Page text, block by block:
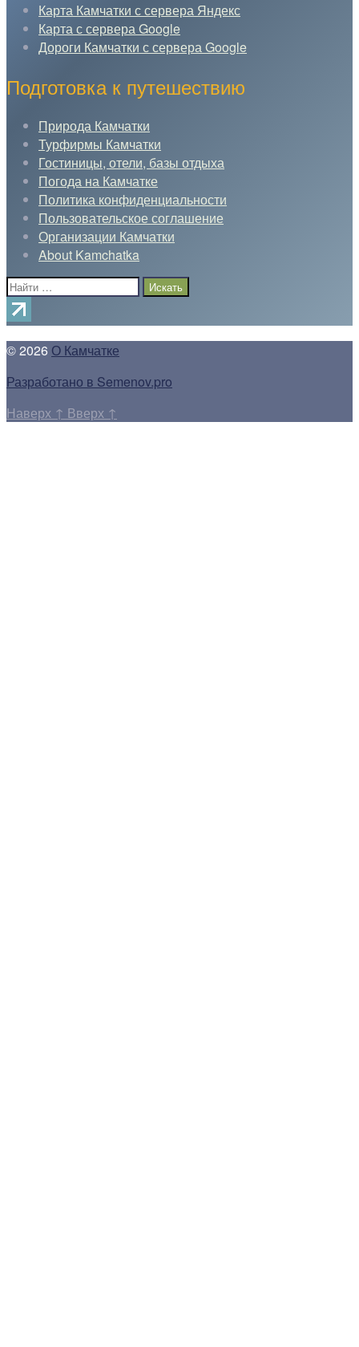
Карта Камчатки с сервера Яндекс
Карта с сервера Google
Дороги Камчатки с сервера Google
Подготовка к путешествию
Природа Камчатки
Турфирмы Камчатки
Гостиницы, отели, базы отдыха
Погода на Камчатке
Политика конфиденциальности
Пользовательское соглашение
Организации Камчатки
About Kamchatka
Поиск:
© 2026 О Камчатке
Разработано в Semenov.pro
Наверх ↑ Вверх ↑